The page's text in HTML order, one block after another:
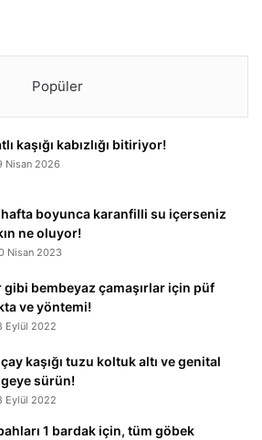
Popüler
kaşığı kabızlığı bitiriyor!
Nisan 2026
hafta boyunca karanfilli su içerseniz
ne oluyor!
Nisan 2023
gibi bembeyaz çamaşırlar için püf
ve yöntemi!
Eylül 2022
kaşığı tuzu koltuk altı ve genital
sürün!
Eylül 2022
1 bardak için, tüm göbek